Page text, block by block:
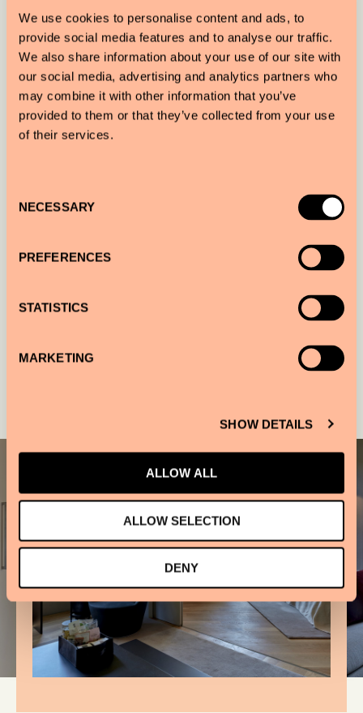
We use cookies to personalise content and ads, to
provide social media features and to analyse our traffic.
We also share information about your use of our site with
our social media, advertising and analytics partners who
may combine it with other information that you’ve
provided to them or that they’ve collected from your use
of their services.
Selection
NECESSARY
PREFERENCES
STATISTICS
MARKETING
SHOW DETAILS
ALLOW ALL
ALLOW SELECTION
DENY